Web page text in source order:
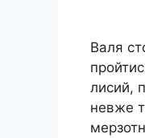
Валя
лисий,
невже